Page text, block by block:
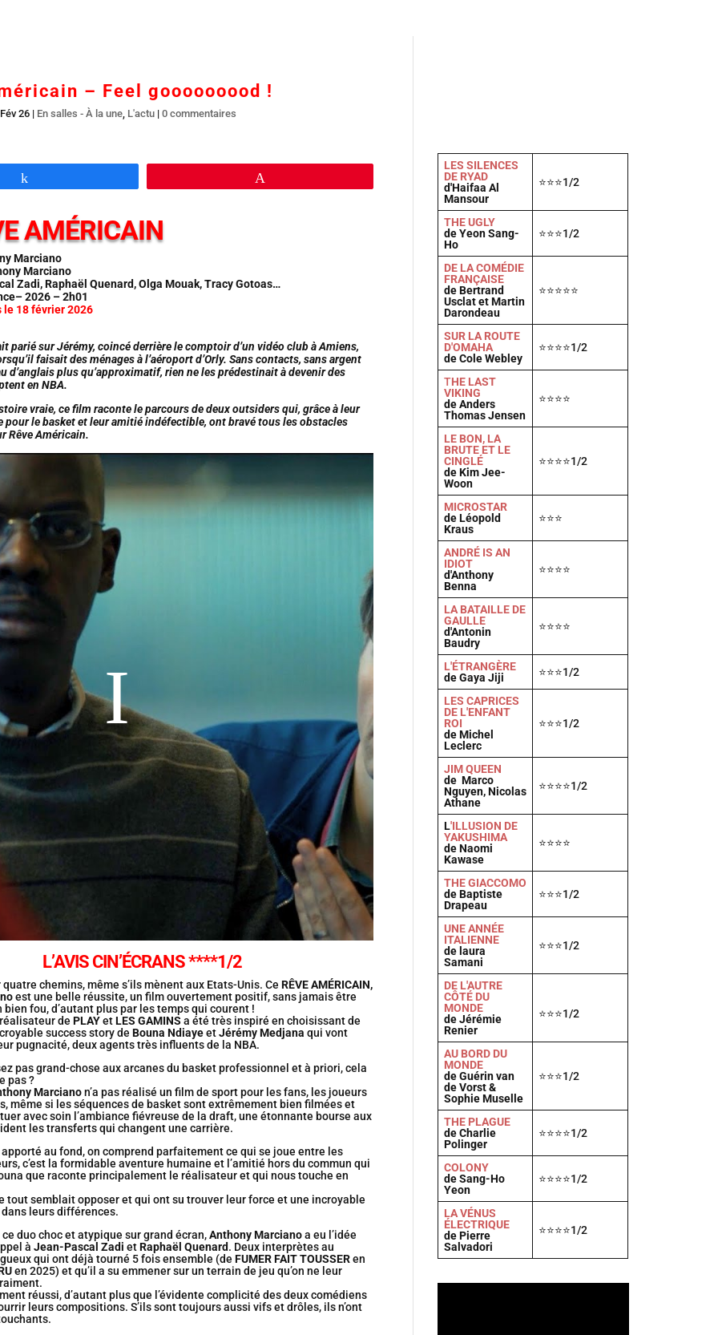
– Feel gooooooood !
26| En salles - À la une, L'actu| 0 commentaires
AMÉRICAIN
Marciano
Marciano
Zadi, Raphaël Quenard, Olga Mouak, Tracy Gotoas…
2026 – 2h01
le 18 février 2026
parié sur Jérémy, coincé derrière le comptoir d’un vidéo club à Amiens,
faisait des ménages à l’aéroport d’Orly. Sans contacts, sans argent
d’anglais plus qu’approximatif, rien ne les prédestinait à devenir des
en NBA.
vraie, ce film raconte le parcours de deux outsiders qui, grâce à leur
pour le basket et leur amitié indéfectible, ont bravé tous les obstacles
Rêve Américain.
L’AVIS CIN’ÉCRANS ****1/2
quatre chemins, même s’ils mènent aux Etats-Unis. Ce RÊVE AMÉRICAIN,
est une belle réussite, un film ouvertement positif, sans jamais être
fou, d’autant plus par les temps qui courent !
de PLAYetLES GAMINS a été très inspiré en choisissant de
success story de Bouna NdiayeetJérémy Medjana qui vont
pugnacité, deux agents très influents de la NBA.
pas grand-chose aux arcanes du basket professionnel et à priori, cela
pas ?
Marcianon’a pas réalisé un film de sport pour les fans, les joueurs
même si les séquences de basket sont extrêmement bien filmées et
avec soin l’ambiance fiévreuse de la draft, une étonnante bourse aux
les transferts qui changent une carrière.
apporté au fond, on comprend parfaitement ce qui se joue entre les
c’est la formidable aventure humaine et l’amitié hors du commun qui
que raconte principalement le réalisateur et qui nous touche en
tout semblait opposer et qui ont su trouver leur force et une incroyable
leurs différences.
duo choc et atypique sur grand écran,Anthony Marcianoa eu l’idée
à Jean-Pascal Zadi etRaphaël Quenard. Deux interprètes au
qui ont déjà tourné 5 fois ensemble (de FUMER FAIT TOUSSERen
en 2025) et qu’il a su emmener sur un terrain de jeu qu’on ne leur
réussi, d’autant plus que l’évidente complicité des deux comédiens
leurs compositions. S’ils sont toujours aussi vifs et drôles, ils n’ont
LES SILENCES
DE RYAD
d'Haifaa Al
Mansour
⭐⭐⭐1/2
THE UGLY
de Yeon Sang-
Ho
⭐⭐⭐1/2
DE LA COMÉDIE
FRANÇAISE
de Bertrand
Usclat et Martin
Darondeau
⭐⭐⭐⭐⭐
SUR LA ROUTE
D'OMAHA
de Cole Webley
⭐⭐⭐⭐1/2
THE LAST
VIKING
de Anders
Thomas Jensen
⭐⭐⭐⭐
LE BON, LA
BRUTE ET LE
CINGLÉ
de Kim Jee-
Woon
⭐⭐⭐⭐1/2
MICROSTAR
de Léopold
Kraus
⭐⭐⭐
ANDRÉ IS AN
IDIOT
d'Anthony
Benna
⭐⭐⭐⭐
LA BATAILLE DE
GAULLE
d'Antonin
Baudry
⭐⭐⭐⭐
L'ÉTRANGÈRE
de Gaya Jiji
⭐⭐⭐1/2
LES CAPRICES
DE L'ENFANT
ROI
de Michel
Leclerc
⭐⭐⭐1/2
JIM QUEEN
de Marco
Nguyen, Nicolas
Athane
⭐⭐⭐⭐1/2
L'ILLUSION DE
YAKUSHIMA
de Naomi
Kawase
⭐⭐⭐⭐
THE GIACCOMO
de Baptiste
Drapeau
⭐⭐⭐1/2
UNE ANNÉE
ITALIENNE
de laura
Samani
⭐⭐⭐1/2
DE L'AUTRE
CÔTÉ DU
MONDE
de Jérémie
Renier
⭐⭐⭐1/2
AU BORD DU
MONDE
de Guérin van
de Vorst &
Sophie Muselle
⭐⭐⭐1/2
THE PLAGUE
de Charlie
Polinger
⭐⭐⭐⭐1/2
COLONY
de Sang-Ho
Yeon
⭐⭐⭐⭐1/2
LA VÉNUS
ÉLECTRIQUE
de Pierre
Salvadori
⭐⭐⭐⭐1/2